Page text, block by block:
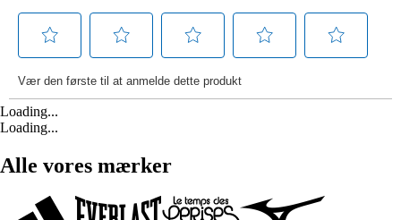
Loading...
Loading...
Alle vores mærker